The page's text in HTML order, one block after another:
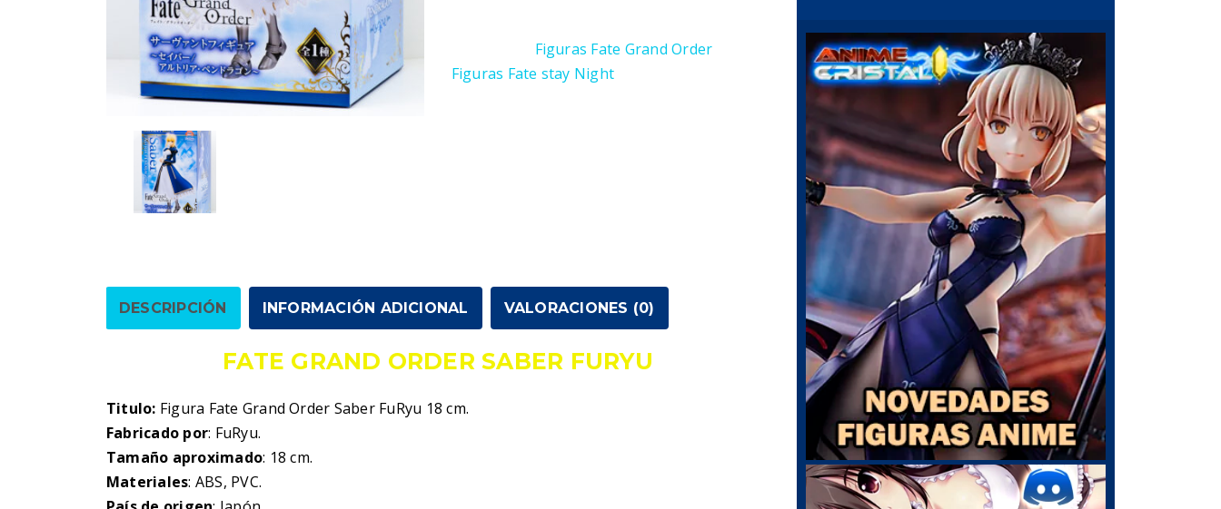
Figuras Fate Grand Order
Figuras Fate stay Night
DESCRIPCIÓN INFORMACIÓN ADICIONAL VALORACIONES (0)
FATE GRAND ORDER SABER FURYU
Titulo: Figura Fate Grand Order Saber FuRyu 18 cm.
Fabricado por: FuRyu.
Tamaño aproximado: 18 cm.
Materiales: ABS, PVC.